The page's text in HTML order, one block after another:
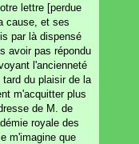
lettre [perdue
cause, et ses
par là dispensé
avoir pas répondu
l'ancienneté
du plaisir de la
m'acquitter plus
de M. de
royale des
m'imagine que